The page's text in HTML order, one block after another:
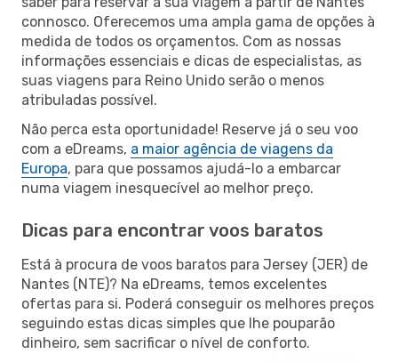
connosco. Oferecemos uma ampla gama de opções à
medida de todos os orçamentos. Com as nossas
informações essenciais e dicas de especialistas, as
suas viagens para Reino Unido serão o menos
atribuladas possível.
Não perca esta oportunidade! Reserve já o seu voo
com a eDreams, a maior agência de viagens da
Europa, para que possamos ajudá-lo a embarcar
numa viagem inesquecível ao melhor preço.
Dicas para encontrar voos baratos
Está à procura de voos baratos para Jersey (JER) de
Nantes (NTE)? Na eDreams, temos excelentes
ofertas para si. Poderá conseguir os melhores preços
seguindo estas dicas simples que lhe pouparão
dinheiro, sem sacrificar o nível de conforto.